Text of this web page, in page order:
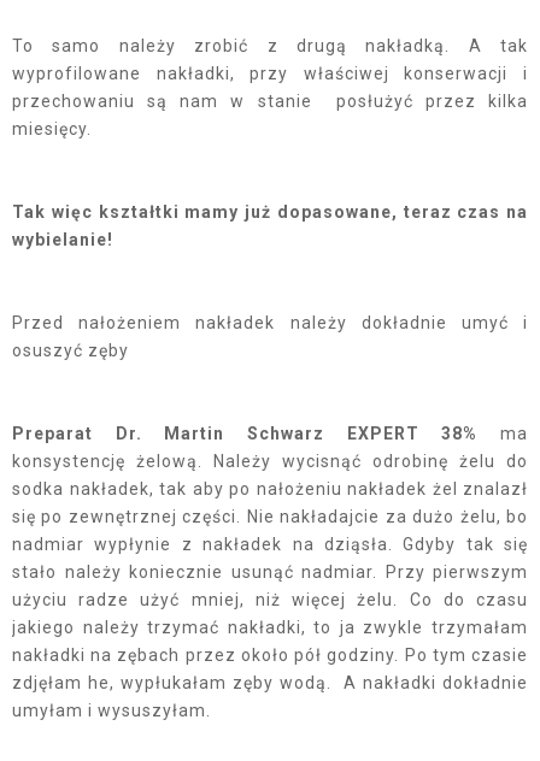
To samo należy zrobić z drugą nakładką. A tak
wyprofilowane nakładki, przy właściwej konserwacji i
przechowaniu są nam w stanie posłużyć przez kilka
miesięcy.
Tak więc kształtki mamy już dopasowane, teraz czas na
wybielanie!
Przed nałożeniem nakładek należy dokładnie umyć i
osuszyć zęby
Preparat Dr. Martin Schwarz EXPERT 38%
ma
konsystencję żelową. Należy wycisnąć odrobinę żelu do
sodka nakładek, tak aby po nałożeniu nakładek żel znalazł
się po zewnętrznej części. Nie nakładajcie za dużo żelu, bo
nadmiar wypłynie z nakładek na dziąsła. Gdyby tak się
stało należy koniecznie usunąć nadmiar. Przy pierwszym
użyciu radze użyć mniej, niż więcej żelu. Co do czasu
jakiego należy trzymać nakładki, to ja zwykle trzymałam
nakładki na zębach przez około pół godziny. Po tym czasie
zdjęłam he, wypłukałam zęby wodą. A nakładki dokładnie
umyłam i wysuszyłam.